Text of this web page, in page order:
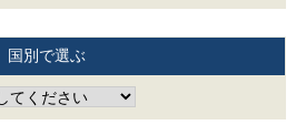
国別で選ぶ